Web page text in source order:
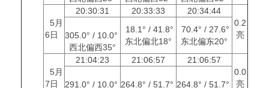
5月
6日
20:30:31 20:33:33
20:34:44
0.2
亮
305.0° / 10.0°
西北偏西35°
18.1° / 41.8°
东北偏北18°
70.4° / 27.6°
东北偏东20°
5月
7日
21:04:23 21:06:57
21:06:57
0.0
亮
291.0° / 10.0° 264.8° / 51.7° 264.8° / 51.7°